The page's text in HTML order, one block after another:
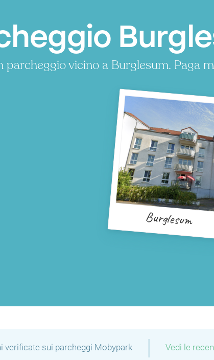
parcheggio vicino a Burglesum. Paga
Burglesum
verificate sui parcheggi Mobypark | Vedi le